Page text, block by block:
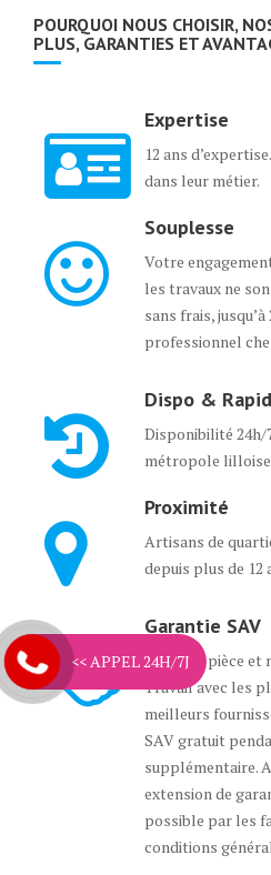
POURQUOI NOUS CHOISIR,
PLUS, GARANTIES ET
Expertise
12 ans
dans leur métier.
Souplesse
Votre
les travaux ne
sans frais,
professionnel
Dispo &
Disponibilité 24h/
métropole
Proximité
Artisans de
depuis plus de 12
Garantie SAV
Garantie pièce et
Travail avec les
meilleurs
SAV gratuit
supplémentaire.
extension de
possible par les
conditions
<< APPEL 24H/7J